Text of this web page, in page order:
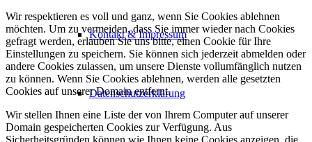
Kontakt & Impressum
Datenschutzerklärung
Wir respektieren es voll und ganz, wenn Sie Cookies ablehnen
möchten. Um zu vermeiden, dass Sie immer wieder nach Cookies
gefragt werden, erlauben Sie uns bitte, einen Cookie für Ihre
Einstellungen zu speichern. Sie können sich jederzeit abmelden oder
andere Cookies zulassen, um unsere Dienste vollumfänglich nutzen
zu können. Wenn Sie Cookies ablehnen, werden alle gesetzten
Cookies auf unserer Domain entfernt.
Wir stellen Ihnen eine Liste der von Ihrem Computer auf unserer
Domain gespeicherten Cookies zur Verfügung. Aus